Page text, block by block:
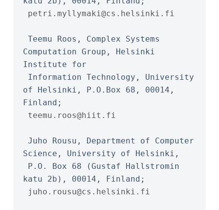
petri.myllymaki@cs.helsinki.fi
Computation Group, Helsinki
Institute for
of Helsinki, P.O.Box 68, 00014,
Finland;
teemu.roos@hiit.fi
Science, University of Helsinki,
katu 2b), 00014, Finland;
juho.rousu@cs.helsinki.fi